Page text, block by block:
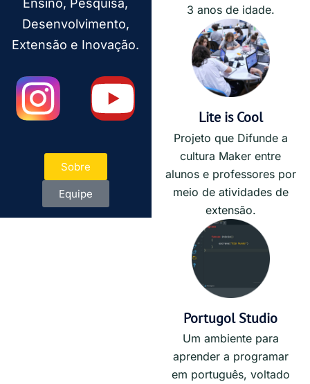
Ensino, Pesquisa,
Desenvolvimento,
Extensão e Inovação.
Sobre
Equipe
3 anos de idade.
Lite is Cool
Projeto que Difunde a
cultura Maker entre
alunos e professores por
meio de atividades de
extensão.
Portugol Studio
Um ambiente para
aprender a programar
em português, voltado